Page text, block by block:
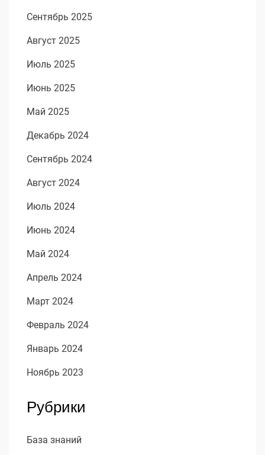
Сентябрь 2025
Август 2025
Июль 2025
Июнь 2025
Май 2025
Декабрь 2024
Сентябрь 2024
Август 2024
Июль 2024
Июнь 2024
Май 2024
Апрель 2024
Март 2024
Февраль 2024
Январь 2024
Ноябрь 2023
Рубрики
База знаний